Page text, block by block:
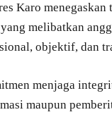
Karo
melibatkan
objektif, dan
menjaga
maupun